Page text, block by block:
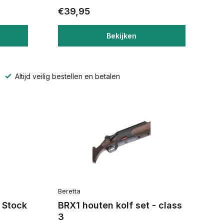
€39,95
Bekijken
Altijd veilig bestellen en betalen
Stock
Beretta
BRX1 houten kolf set - class
3